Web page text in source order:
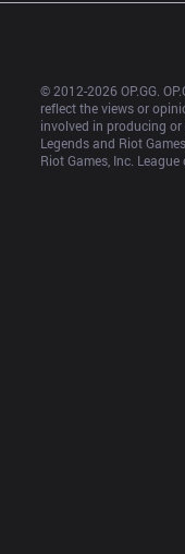
© 2012-2026 OP.GG.
reflect the views or
involved in producing
Legends and Riot
Riot Games, Inc.